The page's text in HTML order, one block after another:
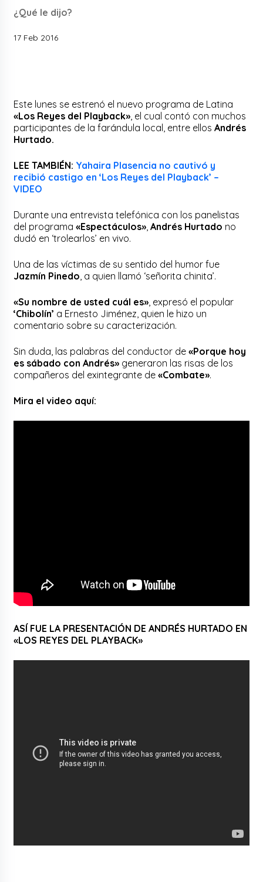
¿Qué le dijo?
17 Feb 2016
Este lunes se estrenó el nuevo programa de Latina
«Los Reyes del Playback» , el cual contó con muchos
participantes de la farándula local, entre ellosAndrés
Hurtado.
LEE TAMBIÉN: Yahaira Plasencia no cautivó y
recibió castigo en ‘Los Reyes del Playback’ –
VIDEO
Durante una entrevista telefónica con los panelistas
del programa«Espectáculos» ,Andrés Hurtado no
dudó en ‘trolearlos’ en vivo.
Una de las víctimas de su sentido del humor fue
Jazmín Pinedo , a quien llamó ‘señorita chinita’.
«Su nombre de usted cuál es» , expresó el popular
‘Chibolín’ a Ernesto Jiménez, quien le hizo un
comentario sobre su caracterización.
Sin duda, las palabras del conductor de«Porque hoy
es sábado con Andrés» generaron las risas de los
compañeros del exintegrante de«Combate».
Mira el video aquí:
ASÍ FUE LA PRESENTACIÓN DE ANDRÉS HURTADO EN
«LOS REYES DEL PLAYBACK»